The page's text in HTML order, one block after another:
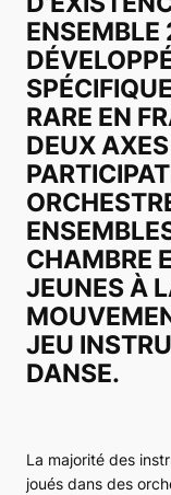
ENSEMBLE
RARE EN
DEUX
CHAMBRE
JEUNES À
JEU
DANSE.
La majorité des
joués dans des